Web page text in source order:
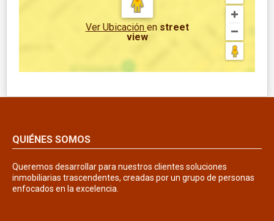
Ver Ubicación en street
view
QUIÉNES SOMOS
Queremos desarrollar para nuestros clientes soluciones
inmobiliarias trascendentes, creadas por un grupo de personas
enfocados en la excelencia.